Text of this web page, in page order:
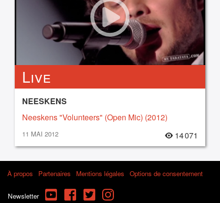
Live
NEESKENS
Neeskens "Volunteers" (Open Mic) (2012)
11 MAI 2012 14 071
À propos Partenaires Mentions légales Options de consentement
Newsletter YouTube FacebookTwitterInstagram